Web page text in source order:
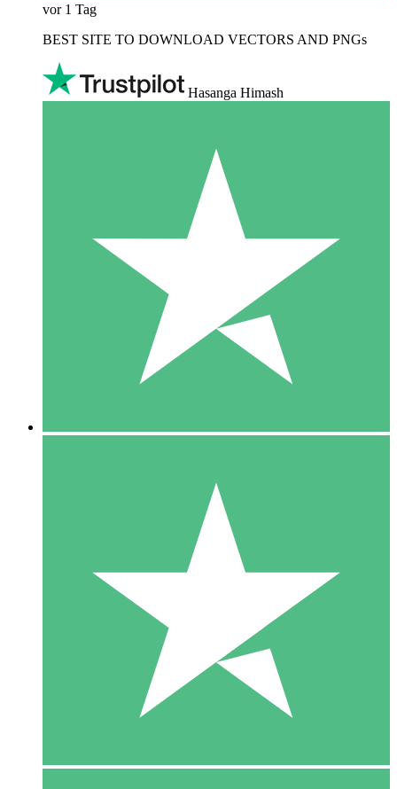
vor 1 Tag
BEST SITE TO DOWNLOAD VECTORS AND PNGs
Hasanga Himash